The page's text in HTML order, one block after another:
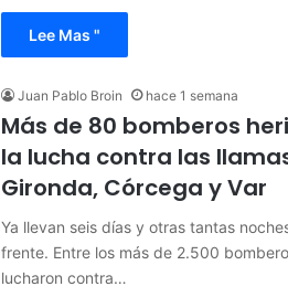
Lee Mas "
Juan Pablo Broin hace 1 semana
Más de 80 bomberos
la lucha contra las
Gironda, Córcega y Var
Ya llevan seis días y otras tantas
frente. Entre los más de 2.500
lucharon contra…